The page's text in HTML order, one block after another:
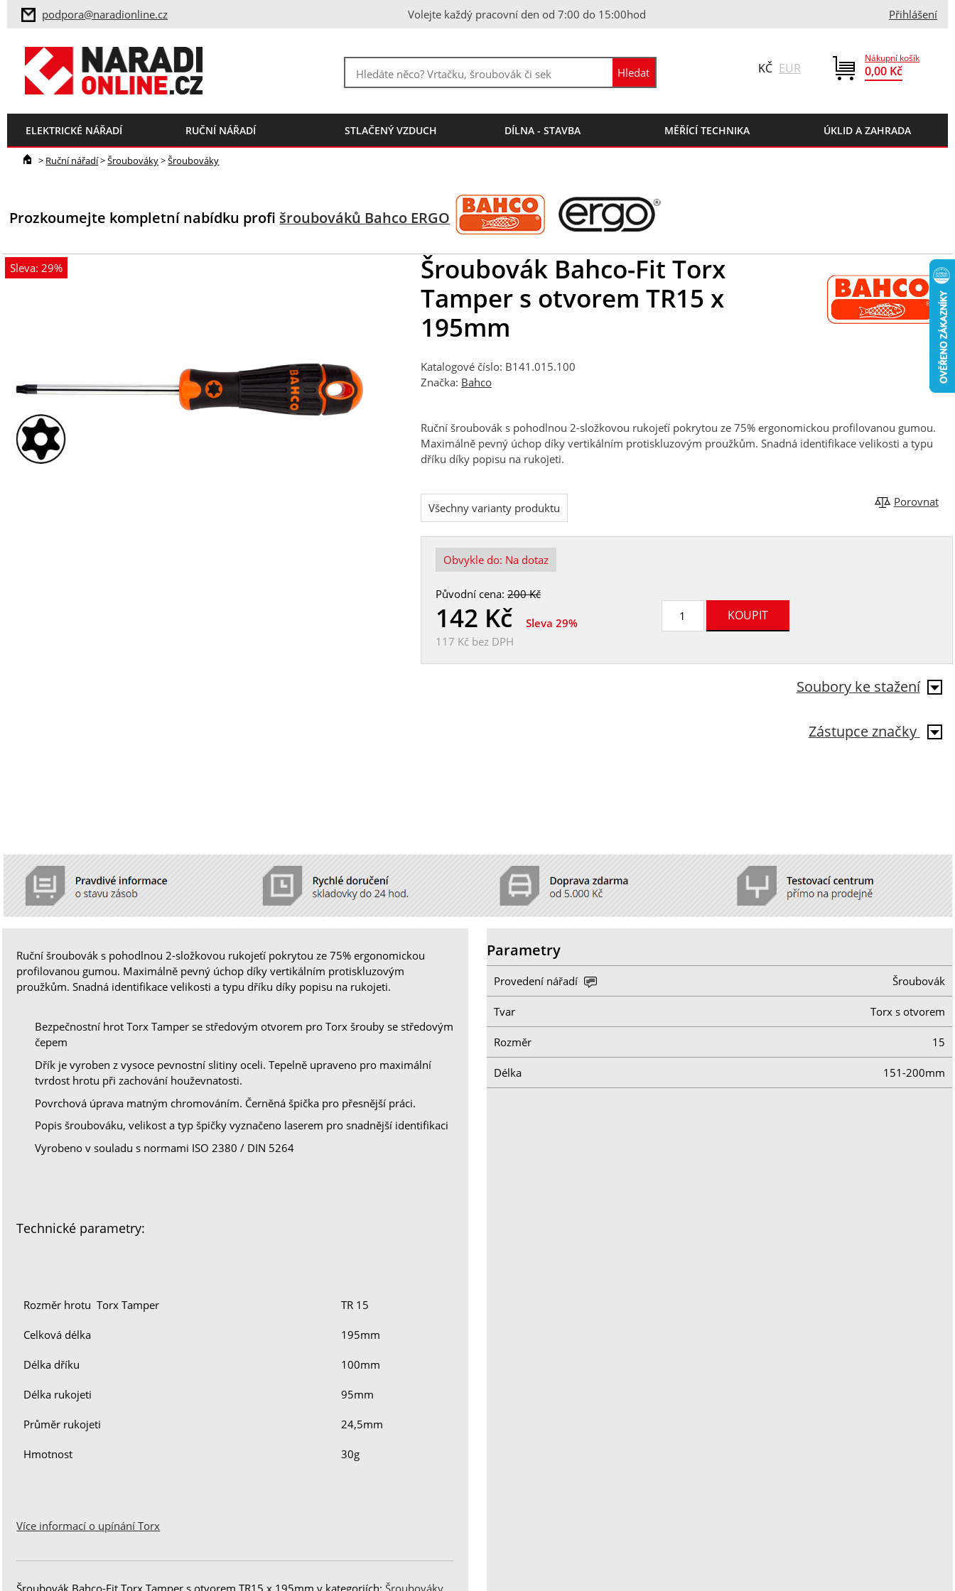
podpora@naradionline.cz Volejte každý pracovní den od 7:00 do 15:00hod Přihlášení
Nákupní košík
0,00 Kč
KČ EUR
ELEKTRICKÉ NÁŘADÍ RUČNÍ NÁŘADÍ STLAČENÝ VZDUCH DÍLNA - STAVBA MĚŘÍCÍ TECHNIKA ÚKLID A ZAHRADA
> Ruční nářadí>Šroubováky>Šroubováky
Prozkoumejte kompletní nabídku profi šroubováků Bahco ERGO
Sleva: 29%
Šroubovák Bahco-Fit Torx
Tamper s otvorem TR15 x
195mm
Katalogové číslo: B141.015.100
Značka: Bahco
Ruční šroubovák s pohodlnou 2-složkovou rukojeťí pokrytou ze 75% ergonomickou profilovanou gumou.
Maximálně pevný úchop díky vertikálním protiskluzovým proužkům. Snadná identifikace velikosti a typu
dříku díky popisu na rukojeti.
Porovnat
Všechny varianty produktu
Obvykle do: Na dotaz
Původní cena:200 Kč
142 Kč
Sleva 29%
117 Kčbez DPH
Soubory ke stažení
Zástupce značky
Ruční šroubovák s pohodlnou 2-složkovou rukojeťí pokrytou ze 75% ergonomickou
profilovanou gumou. Maximálně pevný úchop díky vertikálním protiskluzovým
proužkům. Snadná identifikace velikosti a typu dříku díky popisu na rukojeti.
Bezpečnostní hrot Torx Tamper se středovým otvorem pro Torx šrouby se středovým
čepem
Dřík je vyroben z vysoce pevnostní slitiny oceli. Tepelně upraveno pro maximální
tvrdost hrotu při zachování houževnatosti.
Povrchová úprava matným chromováním. Černěná špička pro přesnější práci.
Popis šroubováku, velikost a typ špičky vyznačeno laserem pro snadnější identifikaci
Vyrobeno v souladu s normami ISO 2380 / DIN 5264
Technické parametry:
Rozměr hrotu Torx Tamper TR 15
Celková délka 195mm
Délka dříku 100mm
Délka rukojeti 95mm
Průměr rukojeti 24,5mm
Hmotnost 30g
Více informací o upínání Torx
Parametry
Provedení nářadí Šroubovák
Tvar Torx s otvorem
Rozměr 15
Délka 151-200mm